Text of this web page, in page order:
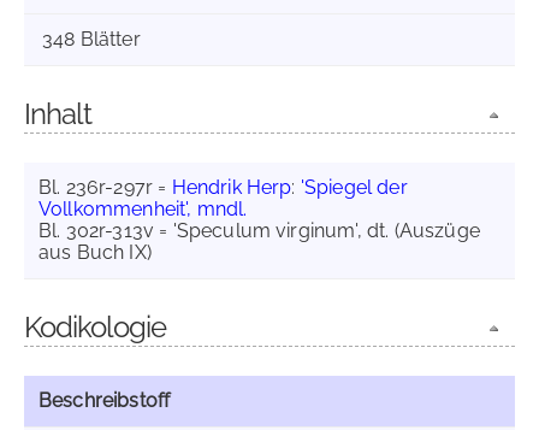
348 Blätter
Inhalt
Bl. 236r-297r = Hendrik Herp: 'Spiegel der
Vollkommenheit', mndl.
Bl. 302r-313v = 'Speculum virginum', dt. (Auszüge
aus Buch IX)
Kodikologie
Beschreibstoff